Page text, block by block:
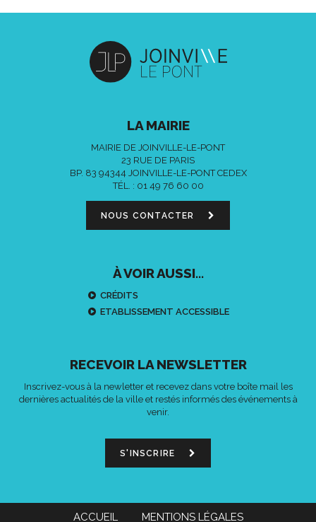
LA MAIRIE
MAIRIE DE JOINVILLE-LE-PONT
23 RUE DE PARIS
BP. 83 94344 JOINVILLE-LE-PONT CEDEX
TÉL. : 01 49 76 60 00
NOUS CONTACTER
À VOIR AUSSI...
CRÉDITS
ETABLISSEMENT ACCESSIBLE
RECEVOIR LA NEWSLETTER
Inscrivez-vous à la newletter et recevez dans votre boîte mail les
dernières actualités de la ville et restés informés des événements à
venir.
S'INSCRIRE
ACCUEIL MENTIONS LÉGALES